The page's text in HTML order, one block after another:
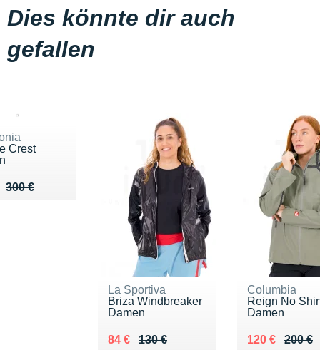
Dies könnte dir auch
gefallen
Crest
300 €
de 300 €
210 €
La Sportiva
Briza Windbreaker
Damen
130 €
Au lieu de 130 €
84 €
Vendu 84 €
Columbia
Reign No
Damen
200 €
Au lieu de
120 €
Vendu 120 €